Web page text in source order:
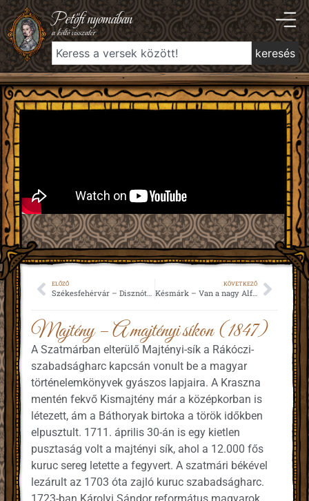
Petőfi nyomában
a költő visszatér
keresés
ELŐZŐ
Székesfehérvár – Disznótorban (1842)
KÖVETKEZŐ
Késmárk – Van a nagy Alföldön csárda sok (1845)
Majtény – A majtényi síkon (1847)
A Szatmárban elterülő Majtényi-sík a Rákóczi-
szabadságharc kapcsán vonult be a magyar
történelemkönyvek gyászos lapjaira. A Kraszna
mentén fekvő Kismajtény már a középkorban is
létezett, ám a Báthoryak birtoka a török időkben
elpusztult. 1711. április 30-án is egy kietlen
pusztaság volt a majtényi sík, ahol a 12.000 fős
kuruc sereg letette a fegyvert. A szatmári békével
lezárult az 1703 óta zajló kuruc szabadságharc.